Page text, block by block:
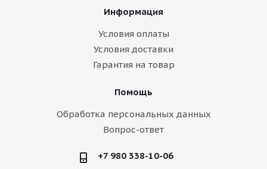
Информация
Условия оплаты
Условия доставки
Гарантия на товар
Помощь
Обработка персональных данных
Вопрос-ответ
+7 980 338-10-06